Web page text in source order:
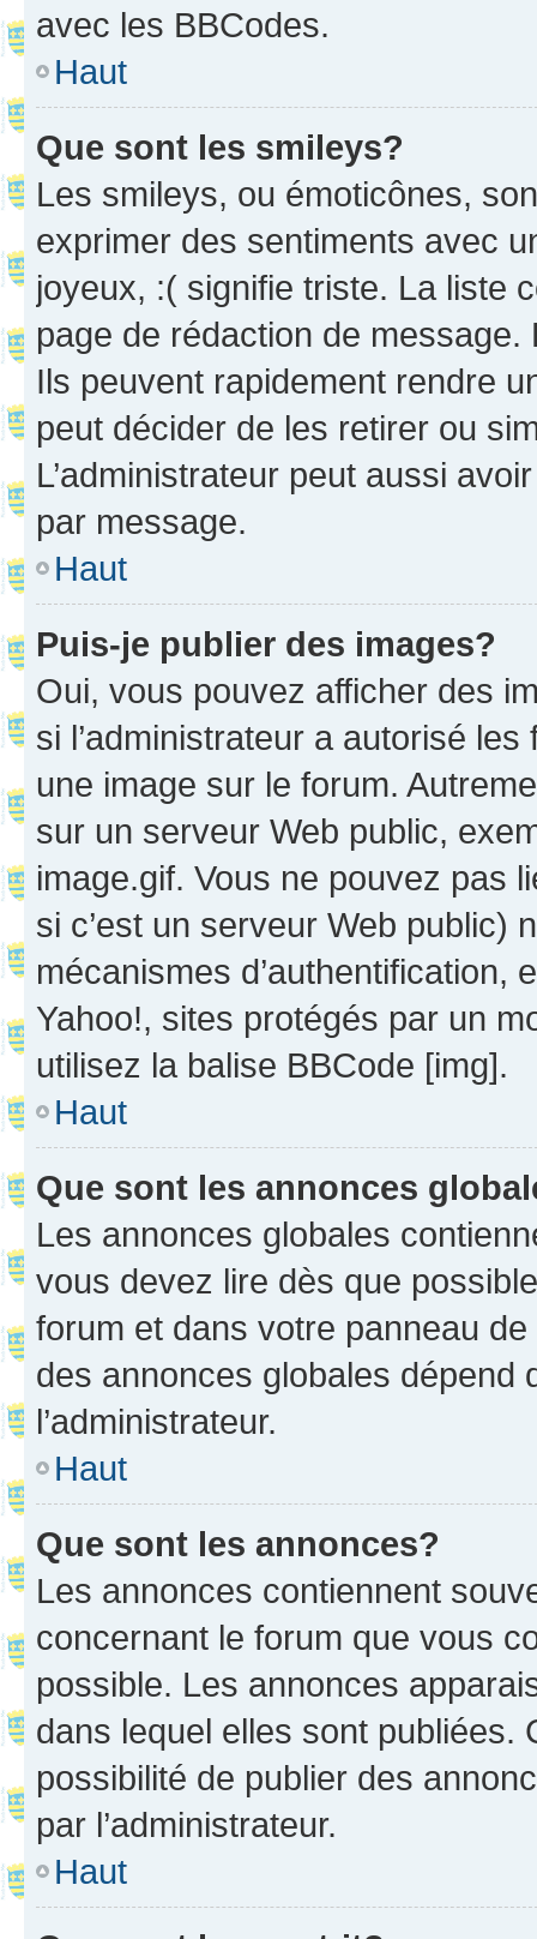
avec les BBCodes.
Haut
Que sont les smileys?
Les smileys, ou émoticônes,
exprimer des sentiments avec
joyeux, :( signifie triste. La liste
page de rédaction de
Ils peuvent rapidement rendre
peut décider de les retirer ou
L’administrateur peut aussi
par message.
Haut
Puis-je publier des images?
Oui, vous pouvez afficher des
si l’administrateur a autorisé
une image sur le forum.
sur un serveur Web public,
image.gif. Vous ne pouvez pas
si c’est un serveur Web public)
mécanismes d’authentification,
Yahoo!, sites protégés par un
utilisez la balise BBCode [img].
Haut
Que sont les annonces
Les annonces globales
vous devez lire dès que
forum et dans votre panneau
des annonces globales dépend
l’administrateur.
Haut
Que sont les annonces?
Les annonces contiennent
concernant le forum que vous
possible. Les annonces
dans lequel elles sont publiées.
possibilité de publier des
par l’administrateur.
Haut